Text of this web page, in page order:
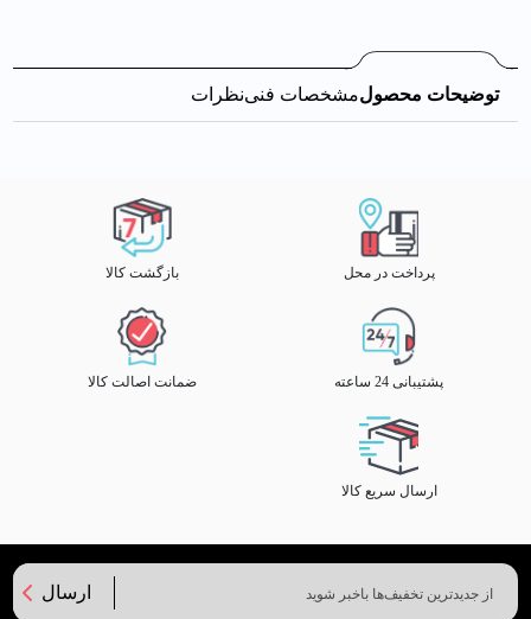
توضیحات محصولمشخصات فنینظرات
پرداخت در محل بازگشت کالا
پشتیبانی 24 ساعته ضمانت اصالت کالا
ارسال سریع کالا
ارسال